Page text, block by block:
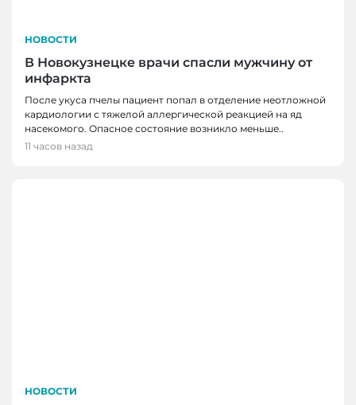
НОВОСТИ
В Новокузнецке врачи спасли мужчину от
инфаркта
После укуса пчелы пациент попал в отделение неотложной
кардиологии с тяжелой аллергической реакцией на яд
насекомого. Опасное состояние возникло меньше..
11 часов назад
НОВОСТИ